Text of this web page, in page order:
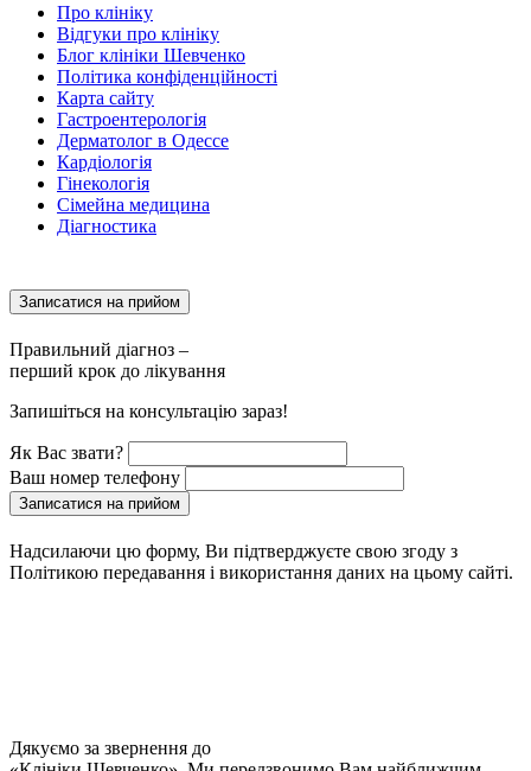
Про клініку
Відгуки про клініку
Блог клініки Шевченко
Політика конфіденційності
Карта сайту
Гастроентерологія
Дерматолог в Одессе
Кардіологія
Гінекологія
Сімейна медицина
Діагностика
Записатися на прийом
Правильний діагноз –
перший крок до лікування
Запишіться на консультацію зараз!
Як Вас звати?
Ваш номер телефону
Записатися на прийом
Надсилаючи цю форму, Ви підтверджуєте свою згоду з
Політикою передавання і використання даних на цьому сайті.
Дякуємо за звернення до